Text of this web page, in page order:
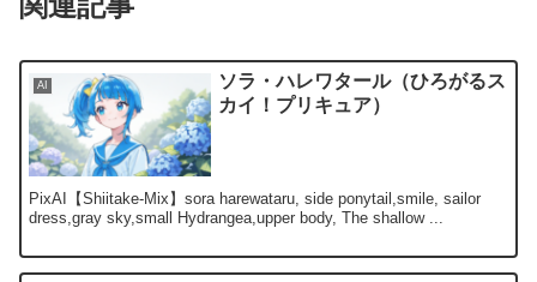
AI
ソラ・ハレワタール（ひろがるス
カイ！プリキュア）
PixAI【Shiitake-Mix】sora harewataru, side ponytail,smile, sailor
dress,gray sky,small Hydrangea,upper body, The shallow ...